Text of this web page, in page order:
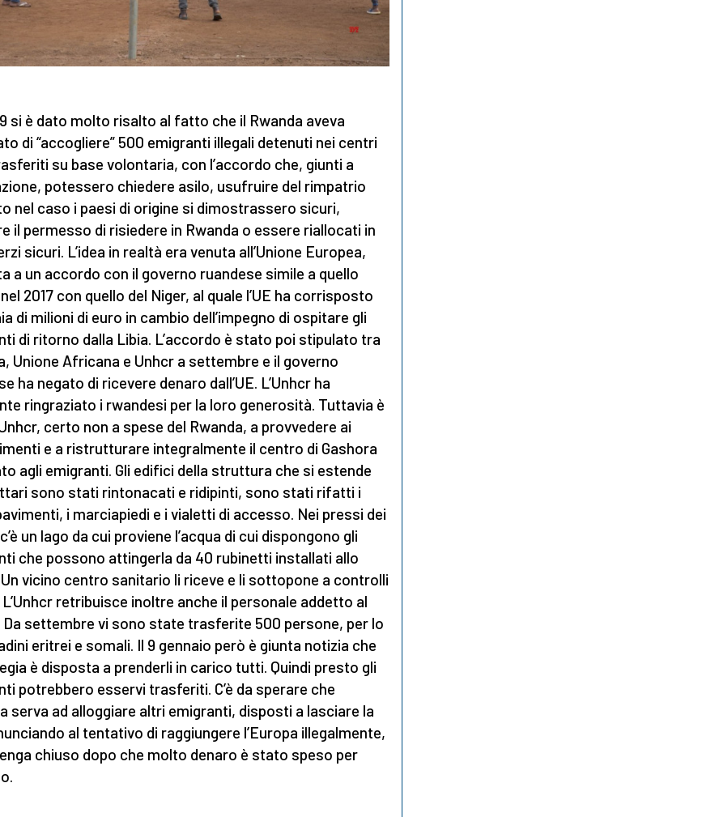
si è dato molto risalto al fatto che il Rwanda aveva
di “accogliere” 500 emigranti illegali detenuti nei centri
su base volontaria, con l’accordo che, giunti a
potessero chiedere asilo, usufruire del rimpatrio
nel caso i paesi di origine si dimostrassero sicuri,
il permesso di risiedere in Rwanda o essere riallocati in
sicuri. L’idea in realtà era venuta all’Unione Europea,
a un accordo con il governo ruandese simile a quello
2017 con quello del Niger, al quale l’UE ha corrisposto
di milioni di euro in cambio dell’impegno di ospitare gli
di ritorno dalla Libia. L’accordo è stato poi stipulato tra
Unione Africana e Unhcr a settembre e il governo
ha negato di ricevere denaro dall’UE. L’Unhcr ha
ringraziato i rwandesi per la loro generosità. Tuttavia è
certo non a spese del Rwanda, a provvedere ai
e a ristrutturare integralmente il centro di Gashora
agli emigranti. Gli edifici della struttura che si estende
sono stati rintonacati e ridipinti, sono stati rifatti i
i marciapiedi e i vialetti di accesso. Nei pressi dei
un lago da cui proviene l’acqua di cui dispongono gli
che possono attingerla da 40 rubinetti installati allo
vicino centro sanitario li riceve e li sottopone a controlli
retribuisce inoltre anche il personale addetto al
settembre vi sono state trasferite 500 persone, per lo
eritrei e somali. Il 9 gennaio però è giunta notizia che
è disposta a prenderli in carico tutti. Quindi presto gli
potrebbero esservi trasferiti. C’è da sperare che
serva ad alloggiare altri emigranti, disposti a lasciare la
al tentativo di raggiungere l’Europa illegalmente,
chiuso dopo che molto denaro è stato speso per